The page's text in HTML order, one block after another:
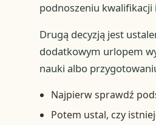
podnoszeniu kwalifikacji
Drugą decyzją jest
dodatkowym urlopem
nauki albo
Najpierw sprawdź
Potem ustal, czy